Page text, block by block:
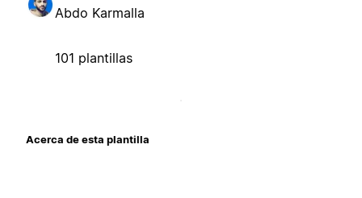
Abdo Karmalla
101 plantillas
Acerca de esta plantilla